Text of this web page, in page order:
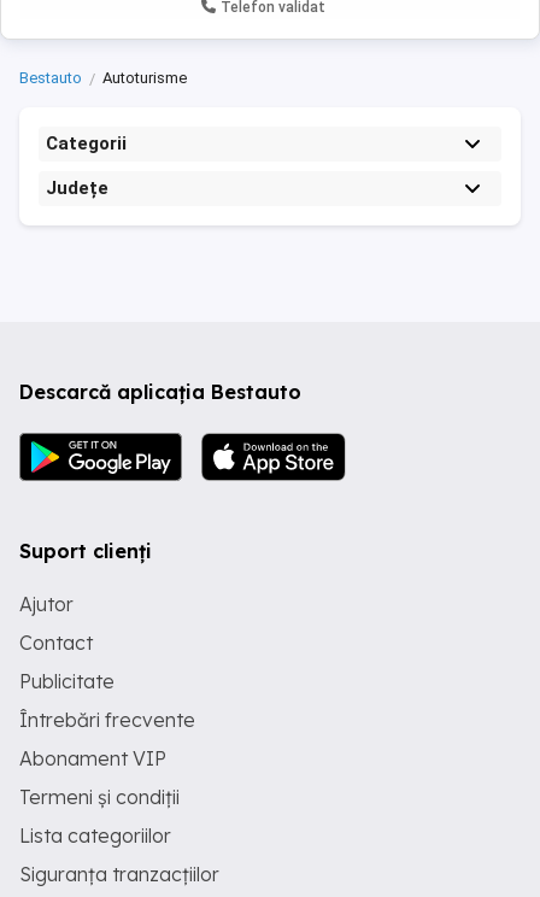
Telefon validat
Bestauto Autoturisme
Categorii
Județe
Descarcă aplicația Bestauto
Suport clienți
Ajutor
Contact
Publicitate
Întrebări frecvente
Abonament VIP
Termeni și condiții
Lista categoriilor
Siguranța tranzacțiilor